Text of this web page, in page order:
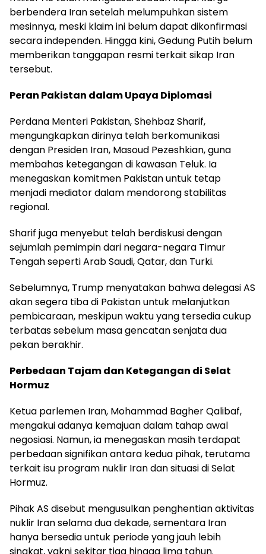
berbendera Iran setelah melumpuhkan sistem
mesinnya, meski klaim ini belum dapat dikonfirmasi
secara independen. Hingga kini, Gedung Putih belum
memberikan tanggapan resmi terkait sikap Iran
tersebut.
Peran Pakistan dalam Upaya Diplomasi
Perdana Menteri Pakistan, Shehbaz Sharif,
mengungkapkan dirinya telah berkomunikasi
dengan Presiden Iran, Masoud Pezeshkian, guna
membahas ketegangan di kawasan Teluk. Ia
menegaskan komitmen Pakistan untuk tetap
menjadi mediator dalam mendorong stabilitas
regional.
Sharif juga menyebut telah berdiskusi dengan
sejumlah pemimpin dari negara-negara Timur
Tengah seperti Arab Saudi, Qatar, dan Turki.
Sebelumnya, Trump menyatakan bahwa delegasi AS
akan segera tiba di Pakistan untuk melanjutkan
pembicaraan, meskipun waktu yang tersedia cukup
terbatas sebelum masa gencatan senjata dua
pekan berakhir.
Perbedaan Tajam dan Ketegangan di Selat
Hormuz
Ketua parlemen Iran, Mohammad Bagher Qalibaf,
mengakui adanya kemajuan dalam tahap awal
negosiasi. Namun, ia menegaskan masih terdapat
perbedaan signifikan antara kedua pihak, terutama
terkait isu program nuklir Iran dan situasi di Selat
Hormuz.
Pihak AS disebut mengusulkan penghentian aktivitas
nuklir Iran selama dua dekade, sementara Iran
hanya bersedia untuk periode yang jauh lebih